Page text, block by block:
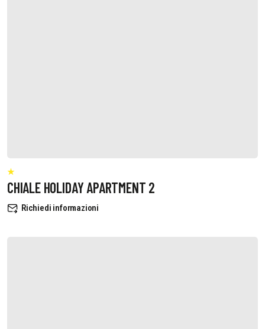
CHIALE HOLIDAY APARTMENT 2
Richiedi informazioni